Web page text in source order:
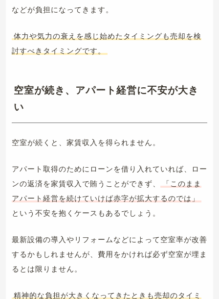
などが負担になってきます。
体力や気力の衰えを感じ始めたタイミングも売却を検
討すべきタイミングです。
空室が続き、アパート経営に不安が大き
い
空室が続くと、家賃収入を得られません。
アパート取得のためにローンを借り入れていれば、ロー
ンの返済を家賃収入で賄うことができず、
「このまま
アパート経営を続けていけば赤字が拡大するのでは」
という不安を抱くケースもあるでしょう。
最新設備の導入やリフォームなどによって空室率が改善
するかもしれませんが、費用をかければ必ず空室が埋ま
るとは限りません。
精神的な負担が大きくなってきたときも売却のタイミ